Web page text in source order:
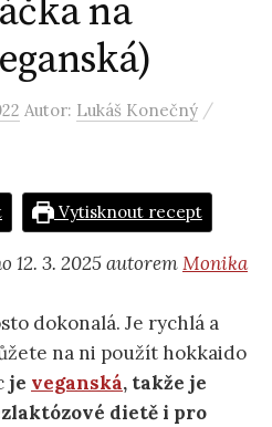
na
Autor: Lukáš Konečný /
Vytisknout recept
12. 3. 2025 autoremMonika
dokonalá. Je rychlá a
na ni použít hokkaido
je veganská, takže je
dietě i pro